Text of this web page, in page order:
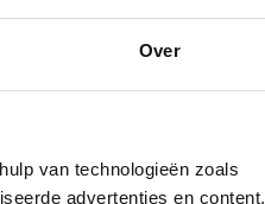
Over
van technologieën zoals
advertenties en content,